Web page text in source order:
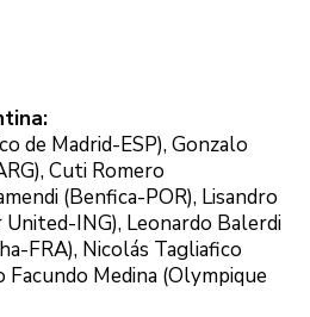
de Madrid-ESP), Gonzalo
Cuti Romero
(Benfica-POR), Lisandro
ING), Leonardo Balerdi
FRA), Nicolás Tagliafico
Facundo Medina (Olympique